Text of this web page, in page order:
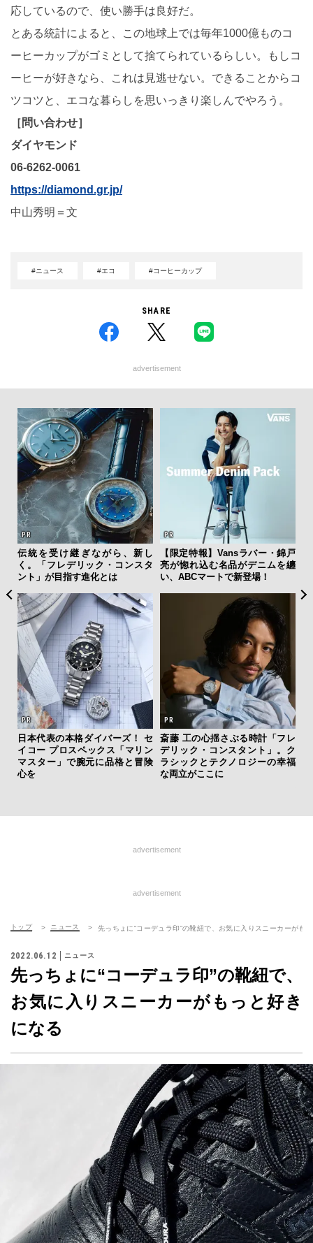
応しているので、使い勝手は良好だ。
とある統計によると、この地球上では毎年1000億ものコ
ーヒーカップがゴミとして捨てられているらしい。もしコ
ーヒーが好きなら、これは見逃せない。できることからコ
ツコツと、エコな暮らしを思いっきり楽しんでやろう。
［問い合わせ］
ダイヤモンド
06-6262-0061
https://diamond.gr.jp/
中山秀明＝文
#ニュース #エコ #コーヒーカップ
SHARE
advertisement
伝統を受け継ぎながら、新し
く。「フレデリック・コンスタ
ント」が目指す進化とは
【限定特報】Vansラバー・錦戸
亮が惚れ込む名品がデニムを纏
い、ABCマートで新登場！
日本代表の本格ダイバーズ！ セ
イコー プロスペックス「マリン
マスター」で腕元に品格と冒険
心を
斎藤 工の心揺さぶる時計「フレ
デリック・コンスタント」。ク
ラシックとテクノロジーの幸福
な両立がここに
モ
advertisement
advertisement
トップ ニュース 先っちょに“コーデュラ印”の靴紐で、お気に入りスニーカーがも
2022.06.12 ニュース
先っちょに“コーデュラ印”の靴紐で、
お気に入りスニーカーがもっと好き
になる